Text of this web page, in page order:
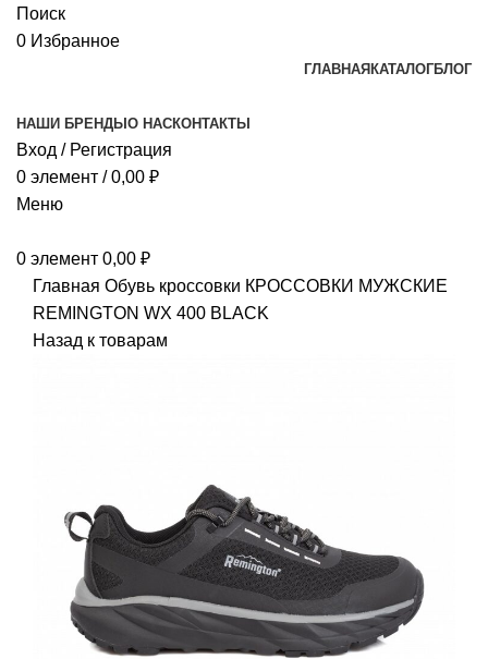
Поиск
0 Избранное
ГЛАВНАЯ КАТАЛОГБЛОГ
НАШИ БРЕНДЫ О НАСКОНТАКТЫ
Вход / Регистрация
0 элемент / 0,00 ₽
Меню
0 элемент 0,00 ₽
Главная Обувь кроссовки КРОССОВКИ МУЖСКИЕ
REMINGTON WХ 400 BLACK
Назад к товарам